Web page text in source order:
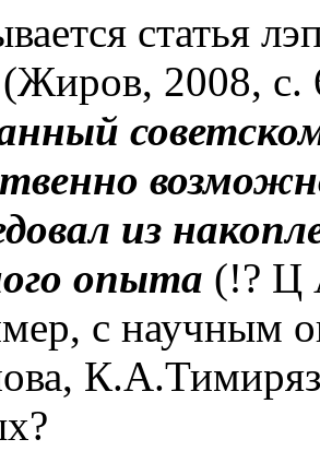
статья
2008, с.
из
опыта (!? Ц
с научным